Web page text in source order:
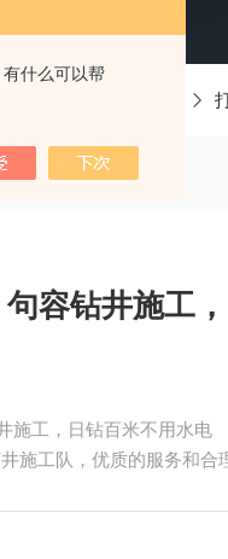
什么可以帮
容钻井施工
施工，日钻百米不用水电
施工队，优质的服务和